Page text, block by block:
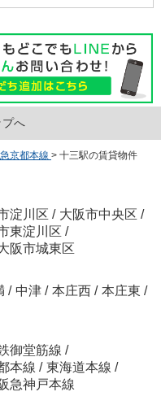
プへ
京都本線 > 十三駅の賃貸物件
淀川区 / 大阪市中央区 /
東淀川区 /
阪市城東区
/ 中津 / 本庄西 / 本庄東 /
御堂筋線 /
本線 / 東海道本線 /
急神戸本線